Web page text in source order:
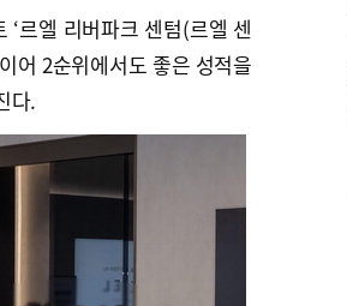
르엘 리버파크 센텀(르엘 센
어 2순위에서도 좋은 성적을
다.